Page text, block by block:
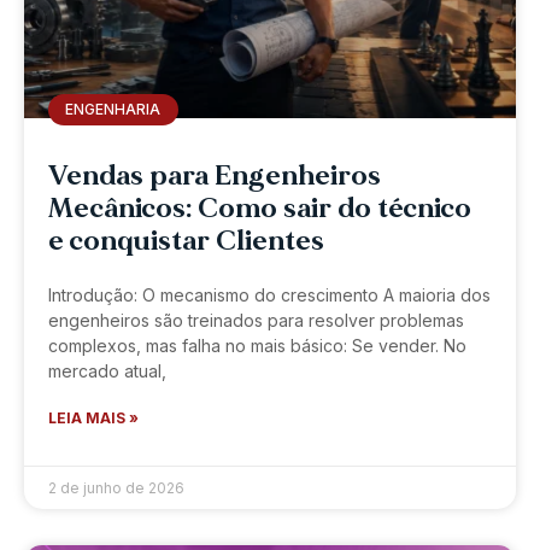
ENGENHARIA
Vendas para Engenheiros
Mecânicos: Como sair do técnico
e conquistar Clientes
Introdução: O mecanismo do crescimento A maioria dos
engenheiros são treinados para resolver problemas
complexos, mas falha no mais básico: Se vender. No
mercado atual,
LEIA MAIS »
2 de junho de 2026